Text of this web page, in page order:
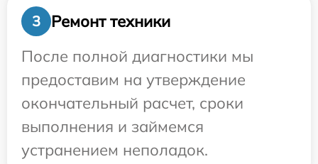
3
Ремонт техники
После полной диагностики мы
предоставим на утверждение
окончательный расчет, сроки
выполнения и займемся
устранением неполадок.